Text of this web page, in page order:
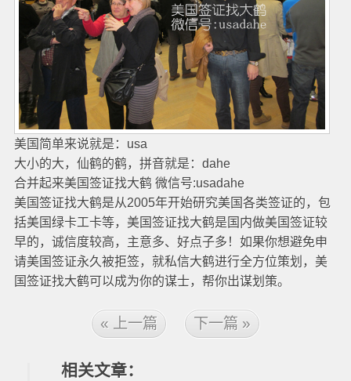
美国简单来说就是：usa
大小的大，仙鹤的鹤，拼音就是：dahe
合并起来美国签证找大鹤 微信号:usadahe
美国签证找大鹤是从2005年开始研究美国各类签证的，包
括美国绿卡工卡等，美国签证找大鹤是国内做美国签证较
早的，诚信度较高，主意多、好点子多！如果你想避免申
请美国签证永久被拒签，就私信大鹤进行全方位策划，美
国签证找大鹤可以成为你的谋士，帮你出谋划策。
« 上一篇 下一篇 »
相关文章：